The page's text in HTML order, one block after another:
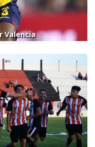
Valencia